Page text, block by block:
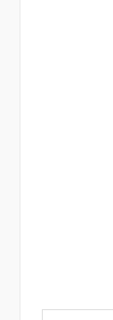
Pesquisar